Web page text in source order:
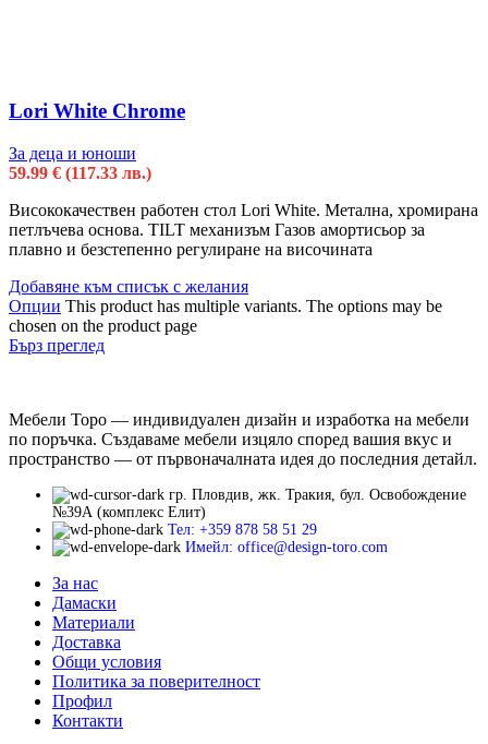
Lori White Chrome
За деца и юноши
59.99 € (117.33 лв.)
Висококачествен работен стол Lori White. Метална, хромирана
петлъчева основа. TILT механизъм Газов амортисьор за
плавно и безстепенно регулиране на височината
Добавяне към списък с желания
Опции This product has multiple variants. The options may be
chosen on the product page
Бърз преглед
Мебели Торо — индивидуален дизайн и изработка на мебели
по поръчка. Създаваме мебели изцяло според вашия вкус и
пространство — от първоначалната идея до последния детайл.
гр. Пловдив, жк. Тракия, бул. Освобождение
№39А (комплекс Елит)
Тел: +359 878 58 51 29
Имейл: office@design-toro.com
За нас
Дамаски
Материали
Доставка
Общи условия
Политика за поверителност
Профил
Контакти